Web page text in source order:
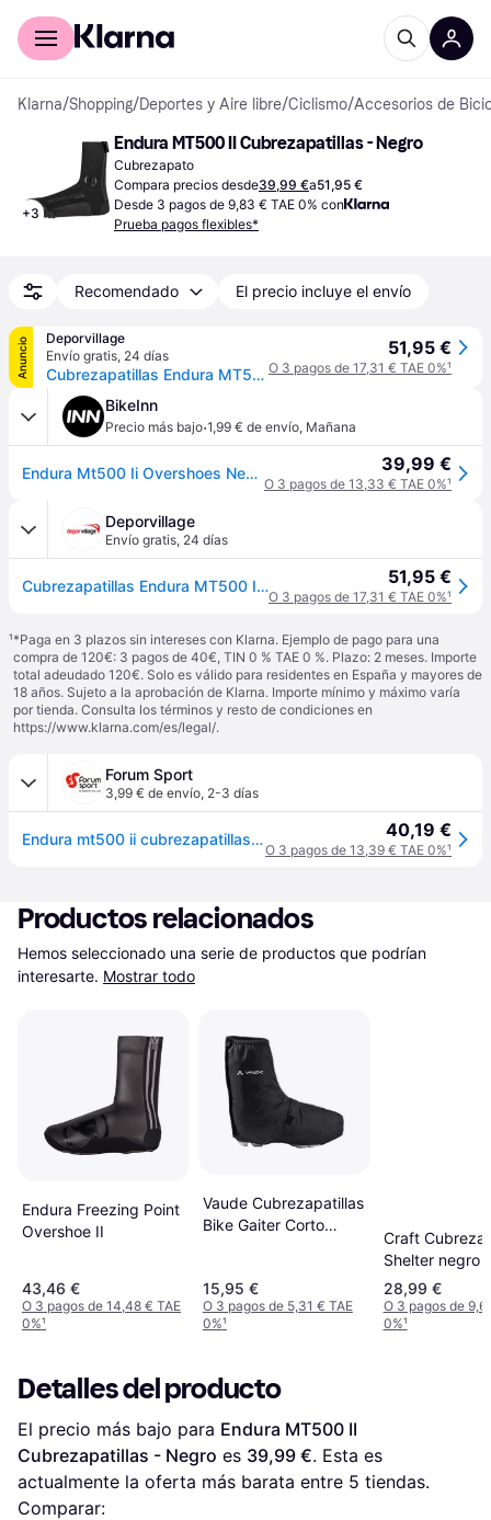
Comprar con Klarna
Klarna/Shopping/Deportes y Aire libre/Ciclismo/Accesorios de
+3
Endura MT500 II Cubrezapatillas - Negro
Cubrezapato
Compara precios desde39,99 €a51,95 €
Desde 3 pagos de 9,83 € TAE 0% con
Prueba pagos flexibles*
Recomendado El precio incluye el envío
Anuncio
Deporvillage
Envío gratis, 24 días
Cubrezapatillas Endura MT500 II negro - S - Black
51,95 €
O 3 pagos de 17,31 € TAE 0%¹
BikeInn
Precio más bajo·1,99 € de envío, Mañana
Endura Mt500 Ii Overshoes Negro EU 37-39 1/2 Hombre 39,99 €
O 3 pagos de 13,33 € TAE 0%¹
Deporvillage
Envío gratis, 24 días
Cubrezapatillas Endura MT500 II negro - XL - Black 51,95 €
O 3 pagos de 17,31 € TAE 0%¹
¹*Paga en 3 plazos sin intereses con Klarna. Ejemplo de pago para una
compra de 120€: 3 pagos de 40€, TIN 0 % TAE 0 %. Plazo: 2 meses. Importe
total adeudado 120€. Solo es válido para residentes en España y mayores de
18 años. Sujeto a la aprobación de Klarna. Importe mínimo y máximo varía
por tienda. Consulta los términos y resto de condiciones en
https://www.klarna.com/es/legal/.
Forum Sport
3,99 € de envío, 2-3 días
Endura mt500 ii cubrezapatillas ciclismo - Negro - XL 40,19 €
O 3 pagos de 13,39 € TAE 0%¹
Productos relacionados
Hemos seleccionado una serie de productos que podrían
interesarte. Mostrar todo
Endura Freezing Point
Overshoe II
43,46 €
O 3 pagos de 14,48 € TAE
0%¹
Vaude Cubrezapatillas
Bike Gaiter Corto
15,95 €
O 3 pagos de 5,31 € TAE
0%¹
Craft
Shelter negro
28,99 €
O 3 pagos de
0%¹
Detalles del producto
El precio más bajo para Endura MT500 II
Cubrezapatillas - Negro es 39,99 €. Esta es
actualmente la oferta más barata entre 5 tiendas.
Comparar: